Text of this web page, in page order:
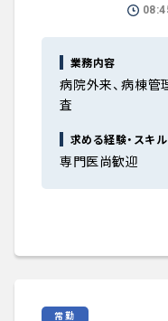
業務内容
病院外来、病棟管
査
求める経験・スキル
専門医尚歓迎
常勤